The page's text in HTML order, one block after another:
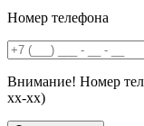
Номер телефона
Внимание! Номер
хх-хх)